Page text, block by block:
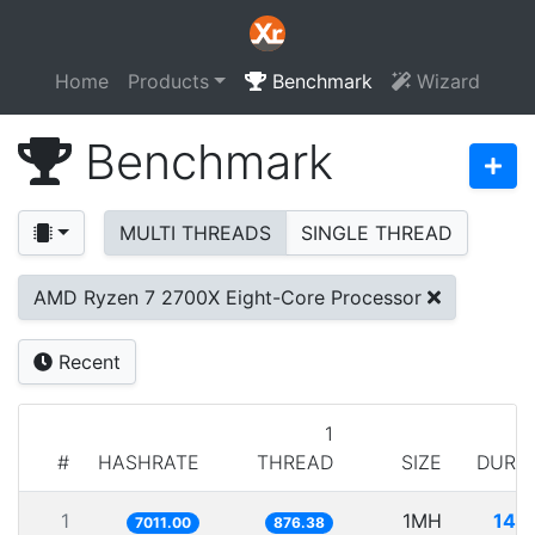
Home Products Benchmark Wizard
Benchmark
MULTI THREADS SINGLE THREAD
AMD Ryzen 7 2700X Eight-Core Processor
Recent
# HASHRATE
1
THREAD
SIZE
1 7011.00 876.38 1MH